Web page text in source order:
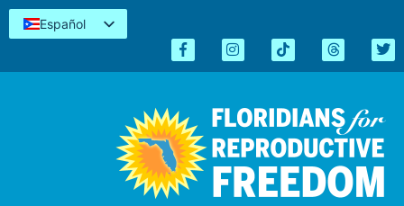
Español
Kreyòl